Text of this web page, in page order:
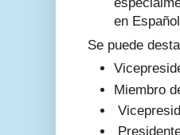
en
Se puede
Miembro